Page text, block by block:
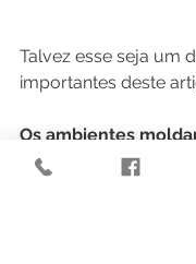
Talvez esse seja um
importantes deste
Os ambientes
comportamento.